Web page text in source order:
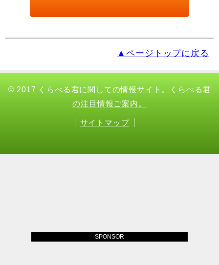
▲ページトップに戻る
© 2017 くらべる君に関しての情報サイト。くらべる君
の注目情報ご案内。
サイトマップ
SPONSOR